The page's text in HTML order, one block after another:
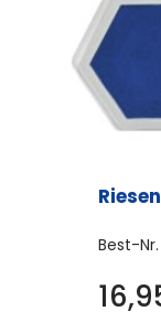
Best-Nr.